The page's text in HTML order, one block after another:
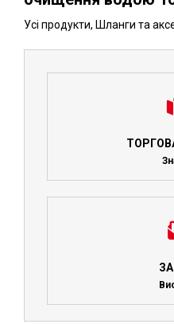
Усі продукти, Шланги та